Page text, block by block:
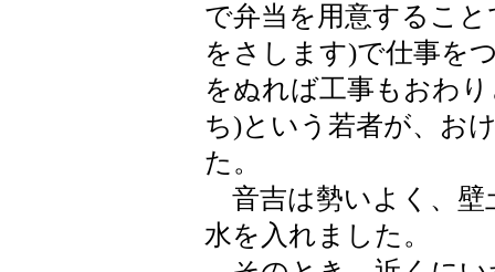
で弁当を用意するこ
をさします)で仕事を
をぬれば工事もおわ
ち)という若者が、お
た。
音吉は勢いよく、壁
水を入れました。